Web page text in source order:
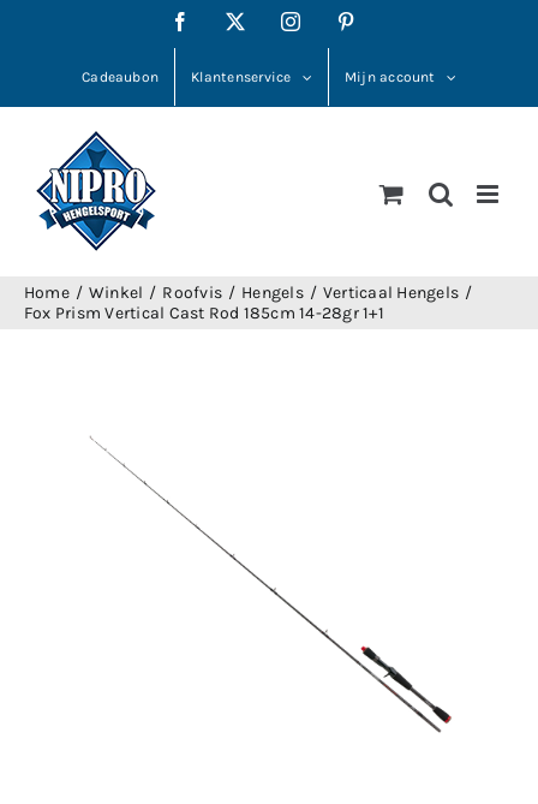
Facebook Instagram
Cadeaubon Klantenservice Mijn account
Home Winkel Roofvis Hengels
Verticaal Hengels
Fox Prism Vertical Cast Rod 185cm 14-28gr 1+1